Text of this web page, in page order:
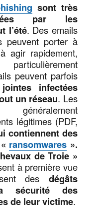
sont très
par les
l’été. Des emails
peuvent porter à
agir rapidement,
peuvent parfois
infectées
un réseau. Les
légitimes (PDF,
contiennent des
ransomwares ».
de Troie »
à première vue
des dégâts
sécurité des
de leur victime.